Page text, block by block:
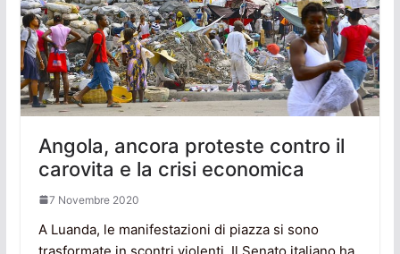
Angola, ancora proteste contro il
carovita e la crisi economica
7 Novembre 2020
A Luanda, le manifestazioni di piazza si sono